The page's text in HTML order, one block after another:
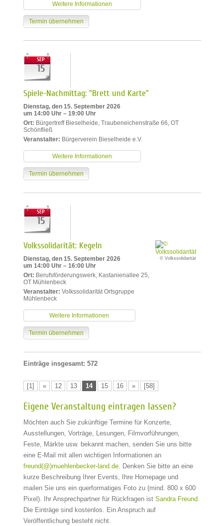
Weitere Informationen
Termin übernehmen
SEP
15
Spiele-Nachmittag: "Brett und Karte"
Dienstag, den 15. September 2026
um 14:00 Uhr – 19:00 Uhr
Ort: Bürgertreff Bieselheide, Traubeneichenstraße 66, OT
Schönfließ
Veranstalter: Bürgerverein Bieselheide e.V.
Weitere Informationen
Termin übernehmen
SEP
15
Volkssolidarität: Kegeln
Dienstag, den 15. September 2026
um 14:00 Uhr – 16:00 Uhr
Ort: Berufsförderungswerk, Kastanienallee 25,
OT Mühlenbeck
Veranstalter: Volkssolidarität Ortsgruppe
Mühlenbeck
Weitere Informationen
Termin übernehmen
© Volkssolidarität
Einträge insgesamt: 572
[1] « 12 13 14 15 16 » [58]
Eigene Veranstaltung eintragen lassen?
Möchten auch Sie zukünftige Termine für Konzerte,
Ausstellungen, Vorträge, Lesungen, Filmvorführungen,
Feste, Märkte usw. bekannt machen, senden Sie uns bitte
eine E-Mail mit allen wichtigen Informationen an
freund(@)muehlenbecker-land.de. Denken Sie bitte an eine
kurze Beschreibung Ihrer Events, Ihre Homepage und
mailen Sie uns ein querformatiges Foto zu (mind. 800 x 600
Pixel). Ihr Ansprechpartner für Rückfragen ist Sandra Freund.
Die Einträge sind kostenlos. Ein Anspruch auf
Veröffentlichung besteht nicht.